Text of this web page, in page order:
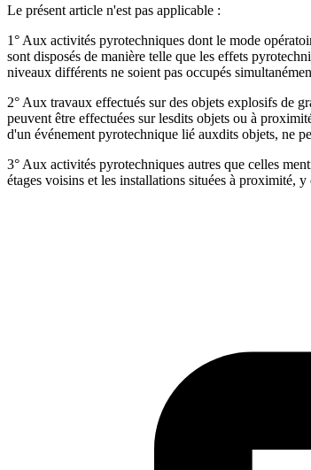
Le présent article n'est pas applicable :
1° Aux activités pyrotechniques dont le mode
sont disposés de manière telle que les effets
niveaux différents ne soient pas occupés
2° Aux travaux effectués sur des objets explosifs de
peuvent être effectuées sur lesdits objets ou à
d'un événement pyrotechnique lié auxdits objets, ne
3° Aux activités pyrotechniques autres que celles
étages voisins et les installations situées à proximité,